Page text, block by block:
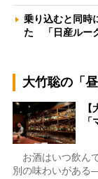
乗り込むと同時
た 「日産ルー
大竹聡の「
お酒はいつ飲ん
別の味わいがある